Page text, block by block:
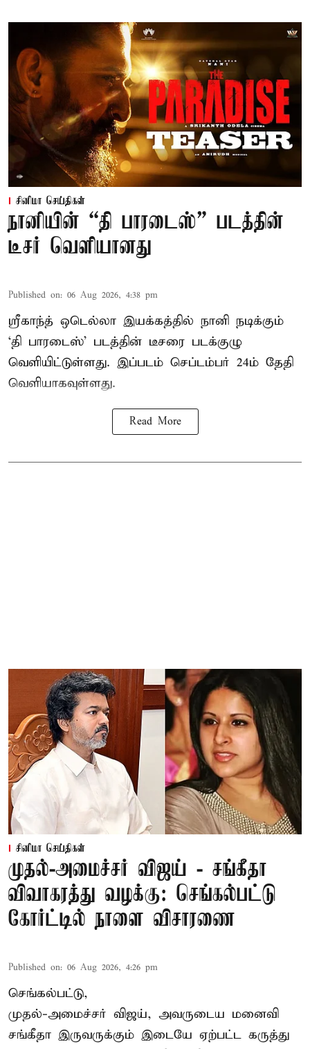
சினிமா செய்திகள்
நானியின் “தி பாரடைஸ்” படத்தின்
டீசர் வெளியானது
Published on: 06 Aug 2026, 4:38 pm
ஸ்ரீகாந்த் ஒடெல்லா இயக்கத்தில் நானி நடிக்கும்
‘தி பாரடைஸ்’ படத்தின் டீசரை படக்குழு
வெளியிட்டுள்ளது. இப்படம் செப்டம்பர் 24ம் தேதி
வெளியாகவுள்ளது.
Read More
சினிமா செய்திகள்
முதல்-அமைச்சர் விஜய் - சங்கீதா
விவாகரத்து வழக்கு: செங்கல்பட்டு
கோர்ட்டில் நாளை விசாரணை
Published on: 06 Aug 2026, 4:26 pm
செங்கல்பட்டு,
முதல்-அமைச்சர் விஜய், அவருடைய மனைவி
சங்கீதா இருவருக்கும் இடையே ஏற்பட்ட கருத்து